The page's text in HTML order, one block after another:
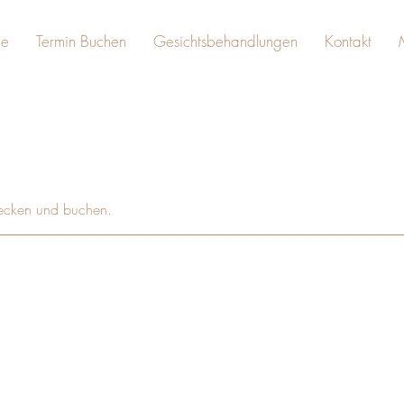
Termin Buchen Gesichtsbehandlungen Kontakt
und buchen.